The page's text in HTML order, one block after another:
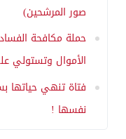
صور المرشحين)
الأموال وتستولي
فتاة تنهي حياتها
نفسها !